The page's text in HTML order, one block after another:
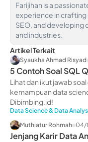
Farijihan is a
experience in
SEO, and developing
and industries.
Artikel Terkait
Syaukha Ahmad Risyad
5 Contoh Soal SQL
Pemula
Lihat dan ikut jawab
kemampuan data
Dibimbing.id!
Data Science & Data
Muthiatur Rohmah 04/
Jenjang Karir Data